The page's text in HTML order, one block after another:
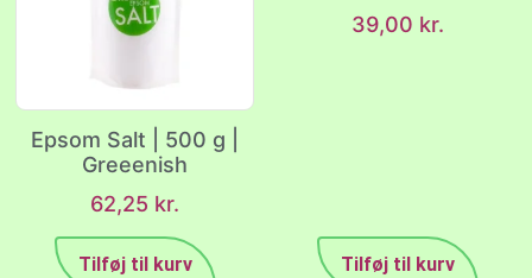
Epsom Salt | 500 g |
Greeenish
62,25 kr.
Tilføj til kurv
39,00 kr.
Tilføj til kurv